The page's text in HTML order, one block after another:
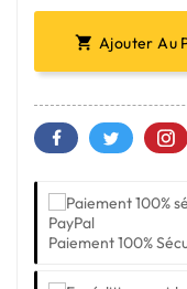
 Ajouter Au
Paiement 100%